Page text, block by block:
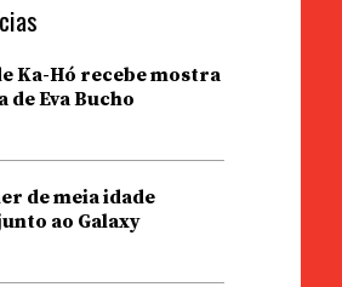
Ka-Hó recebe mostra
Eva Bucho
de meia idade
ao Galaxy